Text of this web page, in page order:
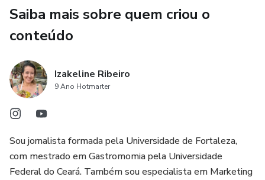
Saiba mais sobre quem criou o
conteúdo
Izakeline Ribeiro
9 Ano Hotmarter
Sou jornalista formada pela Universidade de Fortaleza,
com mestrado em Gastromomia pela Universidade
Federal do Ceará. Também sou especialista em Marketing